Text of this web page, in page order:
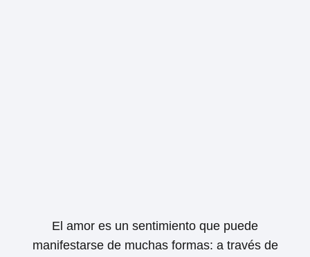
El amor es un sentimiento que puede
manifestarse de muchas formas: a través de